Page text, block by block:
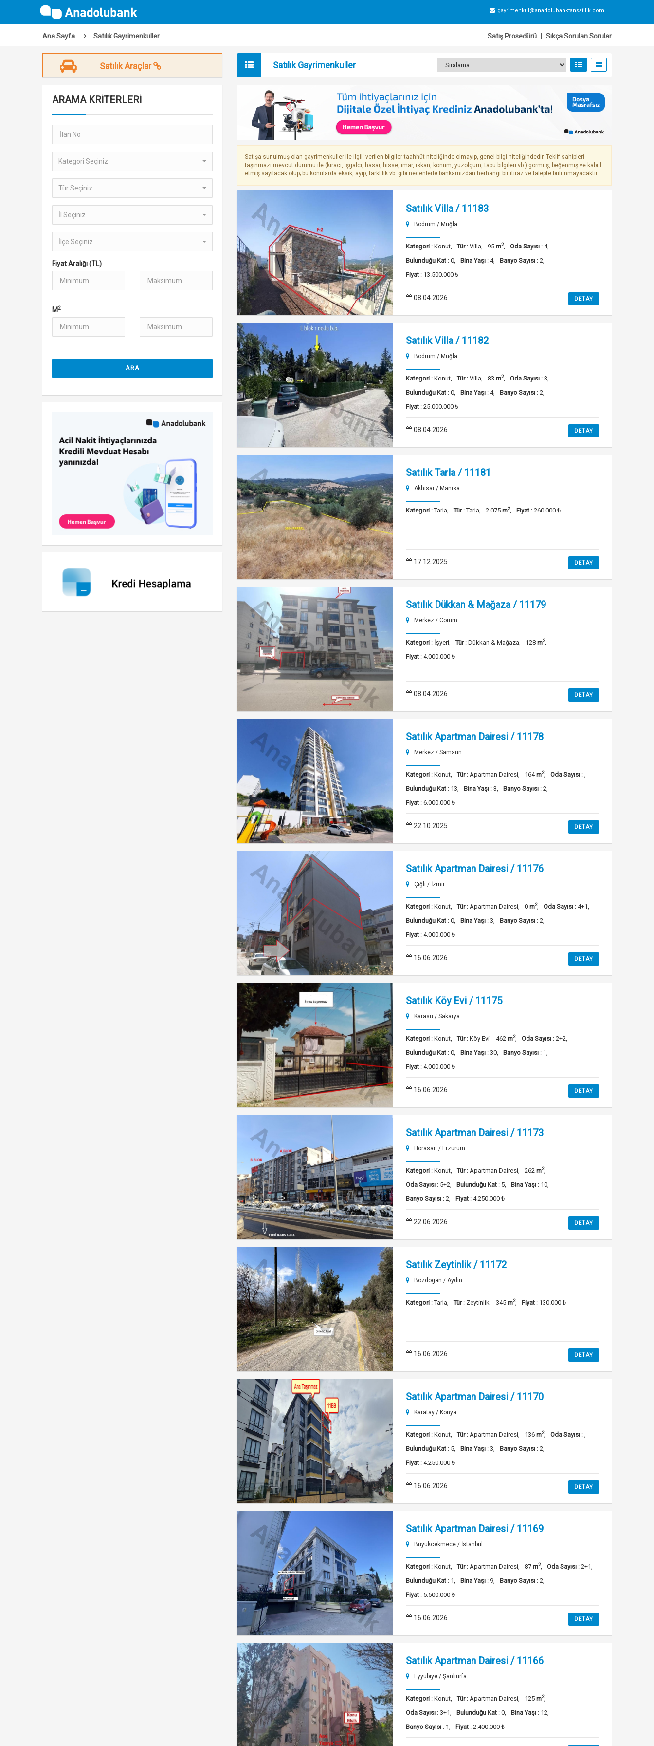
gayrimenkul@anadolubanktansatilik.com
Ana Sayfa Satılık Gayrimenkuller Satış Prosedürü Sıkça Sorulan Sorular
Satılık Gayrimenkuller
Satışa sunulmuş olan gayrimenkuller ile ilgili verilen bilgiler taahhüt niteliğinde olmayıp, genel bilgi niteliğindedir. Teklif sahipleri
taşınmazı mevcut durumu ile (kiracı, işgalci, hasar, hisse, imar, iskan, konum, yüzölçüm, tapu bilgileri vb.) görmüş, beğenmiş ve kabul
etmiş sayılacak olup; bu konularda eksik, ayıp, farklılık vb. gibi nedenlerle bankamızdan herhangi bir itiraz ve talepte bulunmayacaktır.
Satılık Villa / 11183
Bodrum / Muğla
Kategori: Konut, Tür: Villa, 95 m2, Oda Sayısı: 4,
Bulunduğu Kat: 0, Bina Yaşı: 4, Banyo Sayısı: 2,
Fiyat: 13.500.000 ₺
08.04.2026 DETAY
Satılık Villa / 11182
Bodrum / Muğla
Kategori: Konut, Tür: Villa, 83 m2, Oda Sayısı: 3,
Bulunduğu Kat: 0, Bina Yaşı: 4, Banyo Sayısı: 2,
Fiyat: 25.000.000 ₺
08.04.2026 DETAY
Satılık Tarla / 11181
Akhisar / Manisa
Kategori: Tarla, Tür: Tarla, 2.075 m2, Fiyat: 260.000 ₺
17.12.2025 DETAY
Satılık Dükkan & Mağaza / 11179
Merkez / Corum
Kategori: İşyeri, Tür: Dükkan & Mağaza, 128 m2,
Fiyat: 4.000.000 ₺
08.04.2026 DETAY
Satılık Apartman Dairesi / 11178
Merkez / Samsun
Kategori: Konut, Tür: Apartman Dairesi, 164m2, Oda Sayısı: ,
Bulunduğu Kat: 13, Bina Yaşı: 3, Banyo Sayısı: 2,
Fiyat: 6.000.000 ₺
22.10.2025 DETAY
Satılık Apartman Dairesi / 11176
Çiğli / İzmir
Kategori: Konut, Tür: Apartman Dairesi, 0 m2, Oda Sayısı: 4+1,
Bulunduğu Kat: 0, Bina Yaşı: 3, Banyo Sayısı: 2,
Fiyat: 4.000.000 ₺
16.06.2026 DETAY
Satılık Köy Evi / 11175
Karasu / Sakarya
Kategori: Konut, Tür: Köy Evi, 462 m2, Oda Sayısı: 2+2,
Bulunduğu Kat: 0, Bina Yaşı: 30, Banyo Sayısı: 1,
Fiyat: 4.000.000 ₺
16.06.2026 DETAY
Satılık Apartman Dairesi / 11173
Horasan / Erzurum
Kategori: Konut, Tür: Apartman Dairesi, 262 m2,
Oda Sayısı: 5+2, Bulunduğu Kat: 5, Bina Yaşı: 10,
Banyo Sayısı: 2, Fiyat: 4.250.000 ₺
22.06.2026 DETAY
Satılık Zeytinlik / 11172
Bozdogan / Aydın
Kategori: Tarla, Tür: Zeytinlik, 345 m2, Fiyat: 130.000 ₺
16.06.2026 DETAY
Satılık Apartman Dairesi / 11170
Karatay / Konya
Kategori: Konut, Tür: Apartman Dairesi, 136 m2, Oda Sayısı: ,
Bulunduğu Kat: 5, Bina Yaşı: 3, Banyo Sayısı: 2,
Fiyat: 4.250.000 ₺
16.06.2026 DETAY
Satılık Apartman Dairesi / 11169
Büyükcekmece / İstanbul
Kategori: Konut, Tür: Apartman Dairesi, 87 m2, Oda Sayısı: 2+1,
Bulunduğu Kat: 1, Bina Yaşı: 9, Banyo Sayısı: 2,
Fiyat: 5.500.000 ₺
16.06.2026 DETAY
Satılık Apartman Dairesi / 11166
Eyyübiye / Şanlıurfa
Kategori: Konut, Tür: Apartman Dairesi, 125 m2,
Oda Sayısı: 3+1, Bulunduğu Kat: 0, Bina Yaşı: 12,
Banyo Sayısı: 1, Fiyat: 2.400.000 ₺
Satılık Araçlar
ARAMA KRİTERLERİ
Kategori Seçiniz
Tür Seçiniz
İl Seçiniz
İlçe Seçiniz
Fiyat Aralığı (TL)
M2
ARA